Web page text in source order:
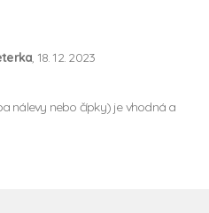
, 18. 12. 2023
nálevy nebo čípky) je vhodná a